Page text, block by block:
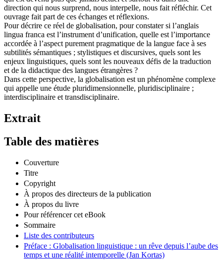
direction qui nous surprend, nous interpelle, nous fait réfléchir. Cet
ouvrage fait part de ces échanges et réflexions.
Pour décrire ce réel de globalisation, pour constater si l’anglais
lingua franca est l’instrument d’unification, quelle est l’importance
accordée à l’aspect purement pragmatique de la langue face à ses
subtilités sémantiques ; stylistiques et discursives, quels sont les
enjeux linguistiques, quels sont les nouveaux défis de la traduction
et de la didactique des langues étrangères ?
Dans cette perspective, la globalisation est un phénomène complexe
qui appelle une étude pluridimensionnelle, pluridisciplinaire ;
interdisciplinaire et transdisciplinaire.
Extrait
Table des matières
Couverture
Titre
Copyright
À propos des directeurs de la publication
À propos du livre
Pour référencer cet eBook
Sommaire
Liste des contributeurs
Préface : Globalisation linguistique : un rêve depuis l’aube des
temps et une réalité intemporelle (Jan Kortas)